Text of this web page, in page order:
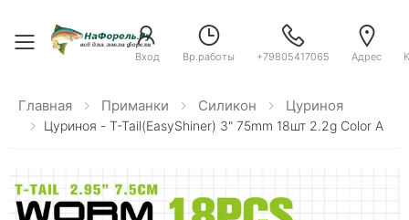
Toggle menu
Вход Вр.работы +79805417065 Адрес
Главная Приманки Силикон Цуриноя
Цуриноя - T-Tail(EasyShiner) 3" 75mm 18шт 2.2g Color A